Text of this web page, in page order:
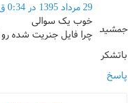
جمشید
29 مرداد 1395 در 0:34 ق.ظ
خوب یک سوالی
چرا فایل جنریت شده رو
باتشکر
پاسخ